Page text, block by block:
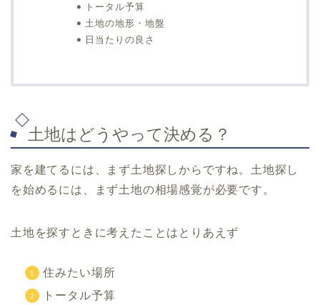
トータル予算
土地の地形・地盤
日当たりの良さ
土地はどうやって決める？
家を建てるには、まず土地探しからですね。土地探し
を始めるには、まず土地の相場感覚が必要です。
土地を探すときに考えたことはとりあえず
住みたい場所
トータル予算